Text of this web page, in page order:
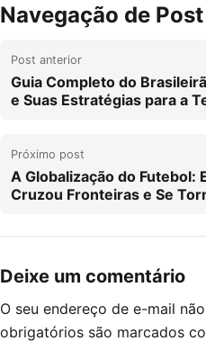
Navegação de Post
Post anterior
Guia Completo do
e Suas Estratégias para a
Próximo post
A Globalização do Futebol:
Cruzou Fronteiras e Se
Deixe um comentário
O seu endereço de e-mail
obrigatórios são marcados